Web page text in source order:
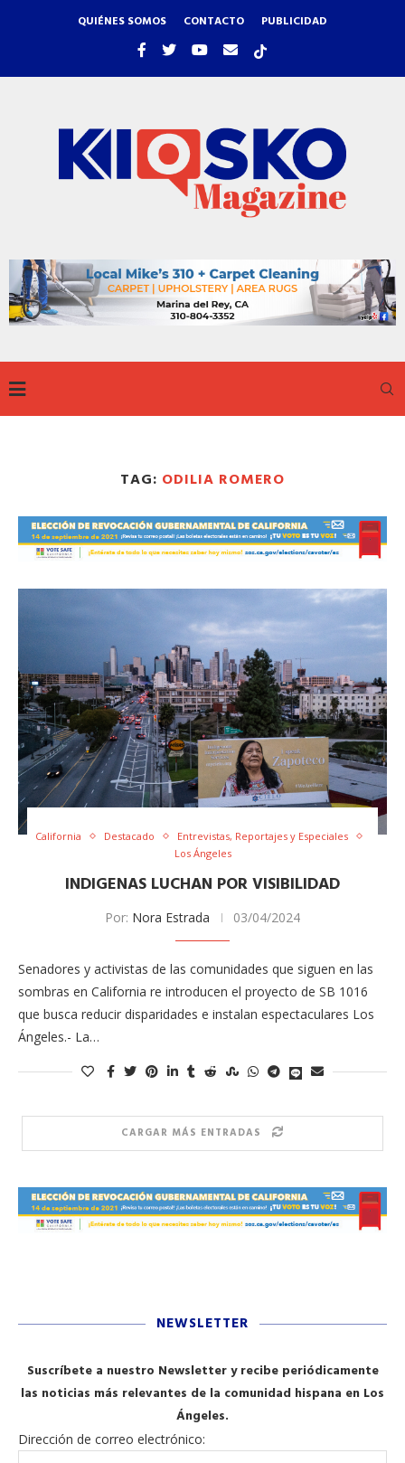
QUIÉNES SOMOS CONTACTO PUBLICIDAD
TAG: ODILIA ROMERO
California Destacado
Entrevistas, Reportajes y Especiales
Los Ángeles
INDIGENAS LUCHAN POR VISIBILIDAD
Por: Nora Estrada 03/04/2024
Senadores y activistas de las comunidades que siguen en las
sombras en California re introducen el proyecto de SB 1016
que busca reducir disparidades e instalan espectaculares Los
Ángeles.- La…
CARGAR MÁS ENTRADAS
NEWSLETTER
Suscríbete a nuestro Newsletter y recibe periódicamente
las noticias más relevantes de la comunidad hispana en Los
Ángeles.
Dirección de correo electrónico: